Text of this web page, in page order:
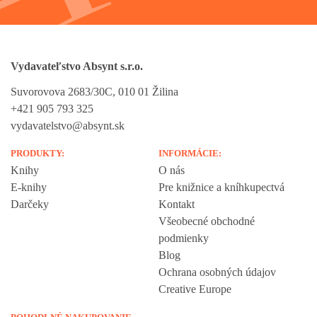
Vydavateľstvo Absynt s.r.o.
Suvorovova 2683/30C, 010 01 Žilina
+421 905 793 325
vydavatelstvo@absynt.sk
PRODUKTY:
Knihy
E-knihy
Darčeky
INFORMÁCIE:
O nás
Pre knižnice a kníhkupectvá
Kontakt
Všeobecné obchodné
podmienky
Blog
Ochrana osobných údajov
Creative Europe